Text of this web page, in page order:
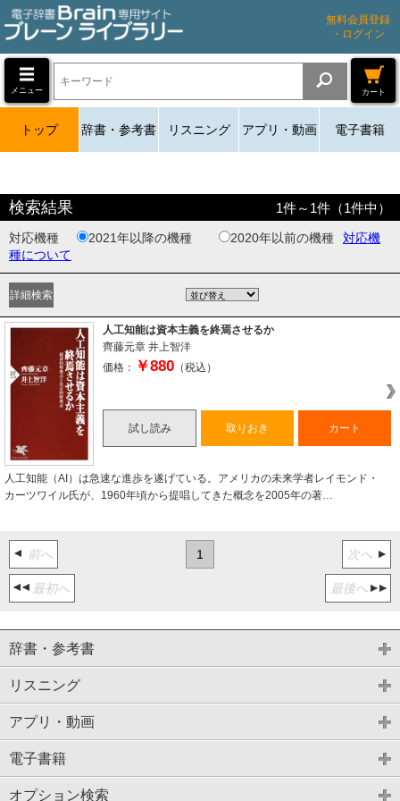
無料会員登録
・ログイン
メニュー カート
トップ 辞書・参考書 リスニング アプリ・動画 電子書籍
検索結果 1件～ 1件（1件中）
対応機種 2021年以降の機種 2020年以前の機種
対応機
種について
人工知能は資本主義を終焉させるか
齊藤元章 井上智洋
価格：
￥880 （税込）
試し読み 取りおき カート
人工知能（AI）は急速な進歩を遂げている。アメリカの未来学者レイモンド・
カーツワイル氏が、1960年頃から提唱してきた概念を2005年の著…
最初へ
前へ 1 次へ
最後へ
辞書・参考書
リスニング
アプリ・動画
電子書籍
オプション検索